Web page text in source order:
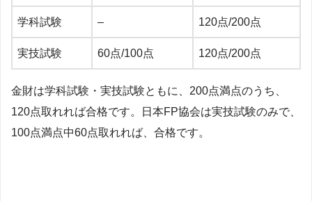
学科試験 – 120点/200点
実技試験 60点/100点 120点/200点
金財は学科試験・実技試験ともに、200点満点のうち、
120点取れれば合格です。日本FP協会は実技試験のみで、
100点満点中60点取れれば、合格です。